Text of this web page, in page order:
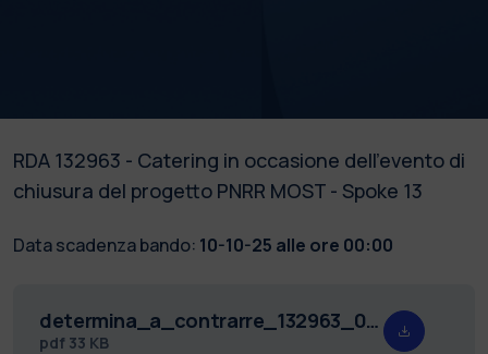
RDA 132963 - Catering in occasione dell'evento di
chiusura del progetto PNRR MOST - Spoke 13
Data scadenza bando: 10-10-25 alle ore 00:00
determina_a_contrarre_132963_03_10_2025.pdf
pdf 33 KB